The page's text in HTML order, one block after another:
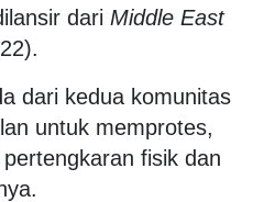
dari Middle East
dari kedua komunitas
untuk memprotes,
fisik dan